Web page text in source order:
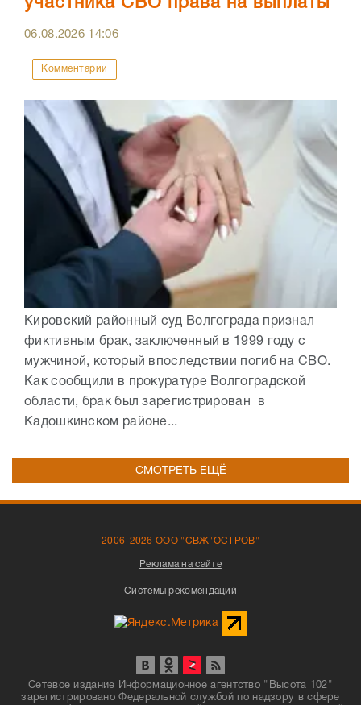
участника СВО права на выплаты
06.08.2026 14:06
Комментарии
Кировский районный суд Волгограда признал
фиктивным брак, заключенный в 1999 году с
мужчиной, который впоследствии погиб на СВО.
Как сообщили в прокуратуре Волгоградской
области, брак был зарегистрирован в
Кадошкинском районе...
СМОТРЕТЬ ЕЩЁ
2006-2026 ООО "СВЖ"ОСТРОВ"
Реклама на сайте
Системы рекомендаций
Сетевое издание Информационное агентство "Высота 102"
зарегистрировано Федеральной службой по надзору в сфере